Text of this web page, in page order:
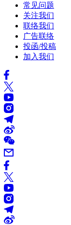
常见问题
关注我们
联络我们
广告联络
投函/投稿
加入我们